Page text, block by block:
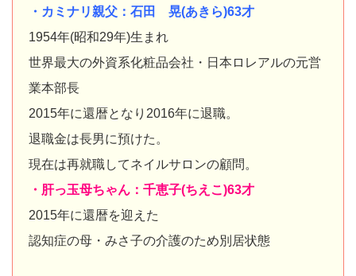
・カミナリ親父：石田 晃(あきら)63才
1954年(昭和29年)生まれ
世界最大の外資系化粧品会社・日本ロレアルの元営
業本部長
2015年に還暦となり2016年に退職。
退職金は長男に預けた。
現在は再就職してネイルサロンの顧問。
・肝っ玉母ちゃん：千恵子(ちえこ)63才
2015年に還暦を迎えた
認知症の母・みさ子の介護のため別居状態